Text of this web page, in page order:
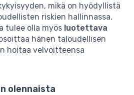
mikä on hyödyllistä
riskien hallinnassa.
tulee olla myös luotettava
hänen taloudellisen
hoitaa velvoitteensa
olennaista